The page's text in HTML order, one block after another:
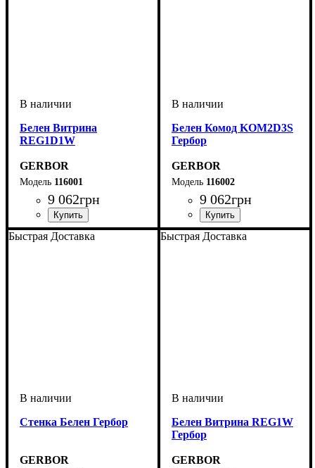
Белен Витрина
REG1D1W
GERBOR
116001
9 062грн
ширина, мм: 100
высота, мм: 148
глубина, мм: 39
Белен Комод KOM2D3S
Гербор
GERBOR
116002
9 062грн
ширина, мм: 160
высота, мм: 84
глубина, мм: 45
Быстрая Доставка
Стенка Белен Гербор
GERBOR
Быстрая Доставка
Белен Витрина REG1W
Гербор
GERBOR